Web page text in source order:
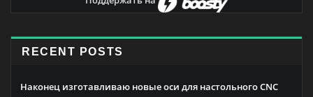
RECENT POSTS
Наконец изготавливаю новые оси для настольного CNC